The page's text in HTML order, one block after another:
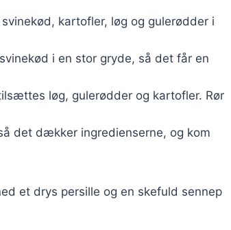
kartofler, løg og gulerødder i
i en stor gryde, så det får en
løg, gulerødder og kartofler. Rør
det dækker ingredienserne, og kom
et drys persille og en skefuld sennep